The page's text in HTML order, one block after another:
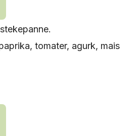
tomater, agurk, mais